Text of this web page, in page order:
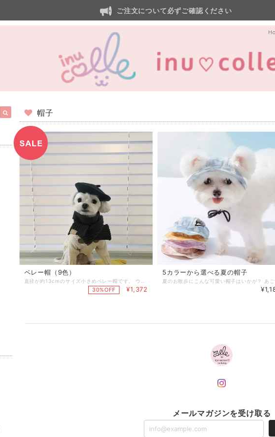
ご注文について必ずご確認ください
帽子
ベレー帽（9色）
30%OFF ¥1,372
5カラーから選べる夏の帽子
メールマガジンを受け取る